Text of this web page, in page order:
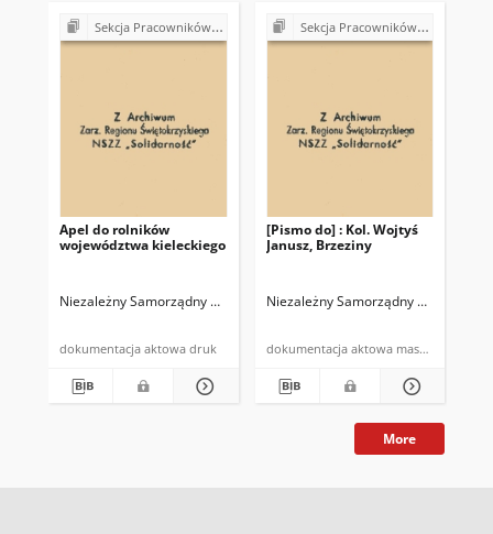
Sekcja Pracowników Spółdzielczości Rolniczej "Samopomoc Chłopska" NSZZ "Solidarność"
Apel do rolników
województwa kieleckiego
Niezależny Samorządny Związek Zawodowy Rolników Indywidualnych
dokumentacja aktowa druk
Sekcja Pracowników Spółdzielczości Rolniczej "Samopomoc Chłopska" NSZZ "Solidarność"
[Pismo do] : Kol. Wojtyś
Janusz, Brzeziny
Niezależny Samorządny Związek
dokumentacja aktowa maszynopis
More